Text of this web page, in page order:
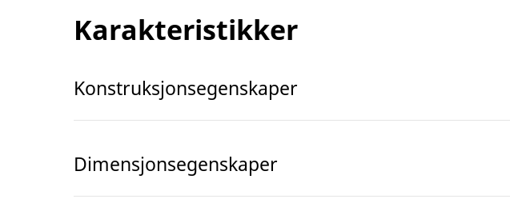
Karakteristikker
Konstruksjonsegenskaper
Dimensjonsegenskaper